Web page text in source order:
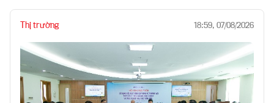
Thị trường 18:59, 07/08/2026